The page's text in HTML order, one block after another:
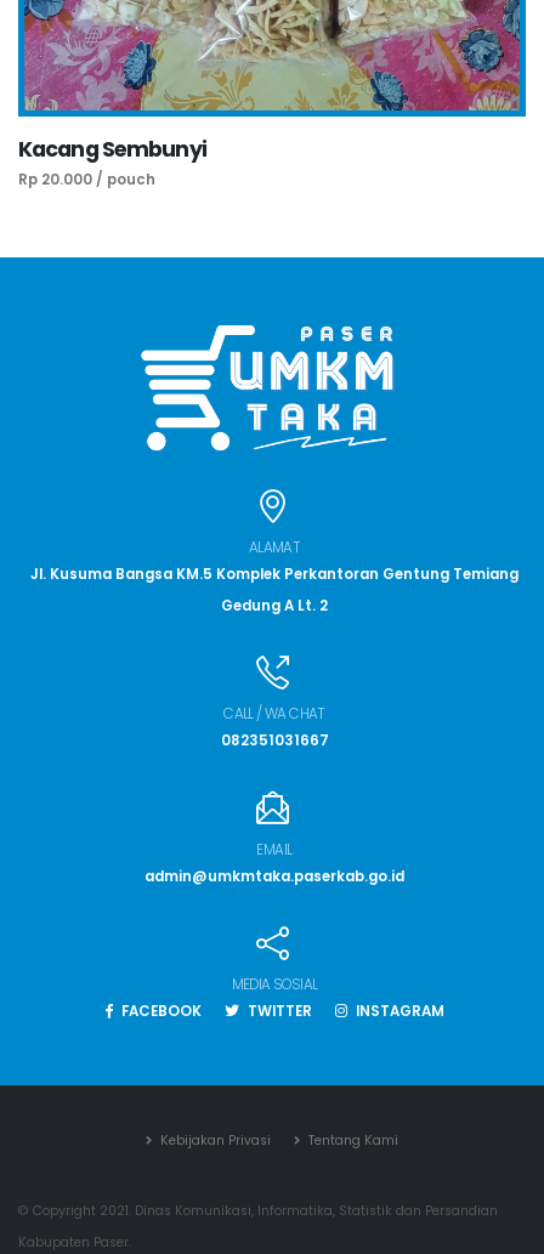
Kacang Sembunyi
Rp 20.000 / pouch
ALAMAT
Jl. Kusuma Bangsa KM.5 Komplek Perkantoran Gentung Temiang
Gedung A Lt. 2
CALL / WA CHAT
082351031667
EMAIL
admin@umkmtaka.paserkab.go.id
MEDIA SOSIAL
FACEBOOK
TWITTER INSTAGRAM
Kebijakan Privasi Tentang Kami
© Copyright 2021. Dinas Komunikasi, Informatika, Statistik dan Persandian
Kabupaten Paser.